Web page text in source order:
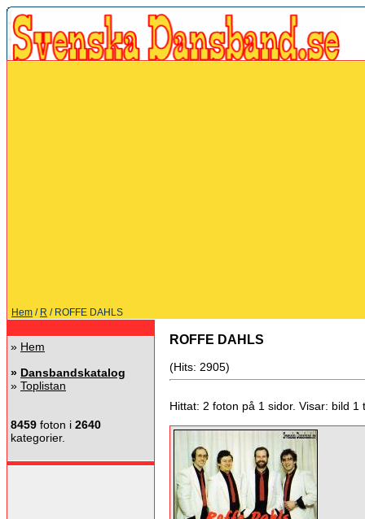
Hem / R / ROFFE DAHLS
» Hem
» Dansbandskatalog
» Toplistan
8459 foton i 2640
kategorier.
ROFFE DAHLS
(Hits: 2905)
Hittat: 2 foton på 1 sidor. Visar: bild 1